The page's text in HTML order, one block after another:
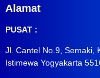
Alamat
PUSAT :
Jl. Cantel No.9, Semaki,
Istimewa Yogyakarta